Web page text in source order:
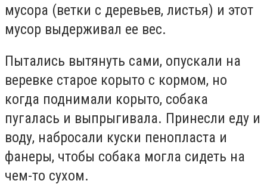
мусора (ветки с деревьев, листья) и этот
мусор выдерживал ее вес.
Пытались вытянуть сами, опускали на
веревке старое корыто с кормом, но
когда поднимали корыто, собака
пугалась и выпрыгивала. Принесли еду и
воду, набросали куски пенопласта и
фанеры, чтобы собака могла сидеть на
чем-то сухом.